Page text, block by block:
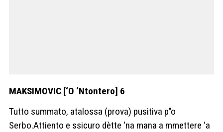
MAKSIMOVIC [‘O ‘Ntontero] 6
Tutto summato, atalossa (prova) pusitiva p’’o
Serbo.Attiento e ssicuro dètte ‘na mana a mmettere ‘a